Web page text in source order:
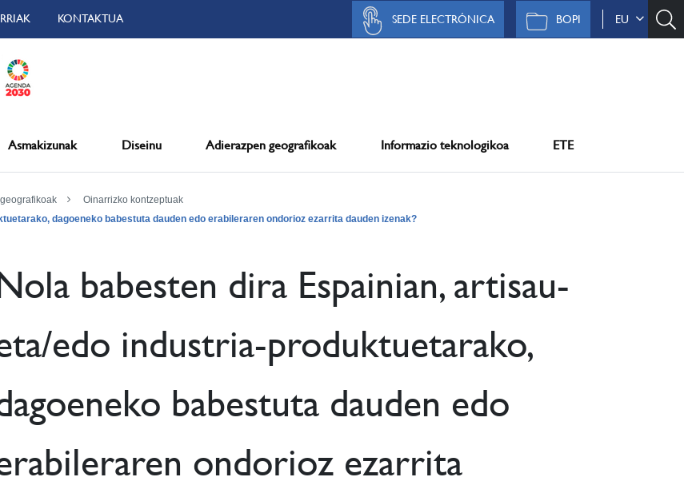
KONTAKTUA EU
BOPI
SEDE ELECTRÓNICA
Asmakizunak Diseinu Adierazpen geografikoak Informazio teknologikoa ETE
Oinarrizko kontzeptuak
dagoeneko babestuta dauden edo erabileraren ondorioz ezarrita dauden izenak?
babesten dira Espainian, artisau-
edo industria-produktuetarako,
babestuta dauden edo
ondorioz ezarrita